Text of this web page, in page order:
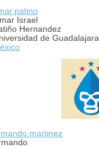
Israel
Hernandez
de Guadalajara